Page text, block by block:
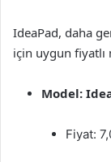
IdeaPad, daha
için uygun
Model:
Fiyat: